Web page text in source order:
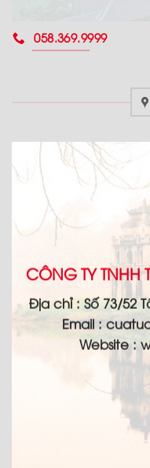
058.369.9999
CÔNG TY TNHH
Địa chỉ :Số 73/52
Email :
Website :